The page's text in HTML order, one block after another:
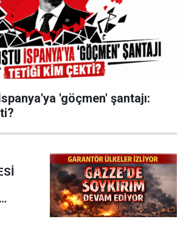
'göçmen' şantajı: